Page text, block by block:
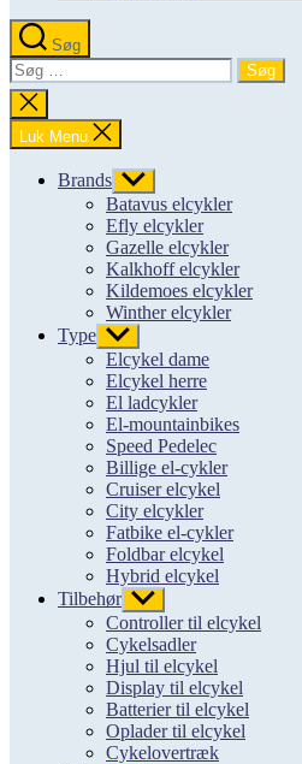
Søg
Søg
efter:
Luk
søgning
Luk Menu
Brands Vis
undermenu
Batavus elcykler
Efly elcykler
Gazelle elcykler
Kalkhoff elcykler
Kildemoes elcykler
Winther elcykler
Type Vis
undermenu
Elcykel dame
Elcykel herre
El ladcykler
El-mountainbikes
Speed Pedelec
Billige el-cykler
Cruiser elcykel
City elcykler
Fatbike el-cykler
Foldbar elcykel
Hybrid elcykel
Tilbehør Vis
undermenu
Controller til elcykel
Cykelsadler
Hjul til elcykel
Display til elcykel
Batterier til elcykel
Oplader til elcykel
Cykelovertræk